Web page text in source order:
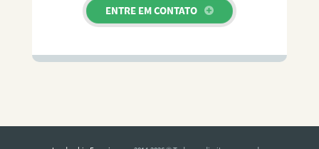
ENTRE EM CONTATO